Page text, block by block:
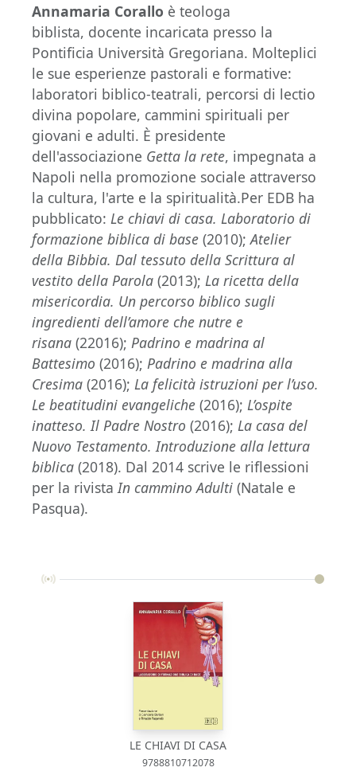
Annamaria Corallo è teologa
biblista, docente incaricata presso la
Pontificia Università Gregoriana. Molteplici
le sue esperienze pastorali e formative:
laboratori biblico-teatrali, percorsi di lectio
divina popolare, cammini spirituali per
giovani e adulti. È presidente
dell'associazione Getta la rete, impegnata a
Napoli nella promozione sociale attraverso
la cultura, l'arte e la spiritualità.Per EDB ha
pubblicato: Le chiavi di casa. Laboratorio di
formazione biblica di base (2010);Atelier
della Bibbia. Dal tessuto della Scrittura al
vestito della Parola (2013); La ricetta della
misericordia. Un percorso biblico sugli
ingredienti dell’amore che nutre e
risana (22016); Padrino e madrina al
Battesimo (2016); Padrino e madrina alla
Cresima (2016); La felicità istruzioni per l’uso.
Le beatitudini evangeliche (2016); L’ospite
inatteso. Il Padre Nostro (2016); La casa del
Nuovo Testamento. Introduzione alla lettura
biblica (2018). Dal 2014 scrive le riflessioni
per la rivista In cammino Adulti (Natale e
Pasqua).
LE CHIAVI DI CASA
9788810712078